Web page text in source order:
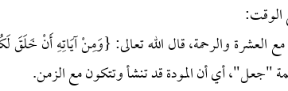
الوقت:
مع العشرة والرحمة، قال الله تعالى: {وَمِنْ آيَاتِهِ أَنْ
"جعل"، أي أن المودة قد تنشأ وتتكون مع الزمن.